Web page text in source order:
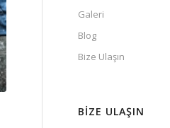
Galeri
Blog
Bize Ulaşın
BIZE ULAŞIN